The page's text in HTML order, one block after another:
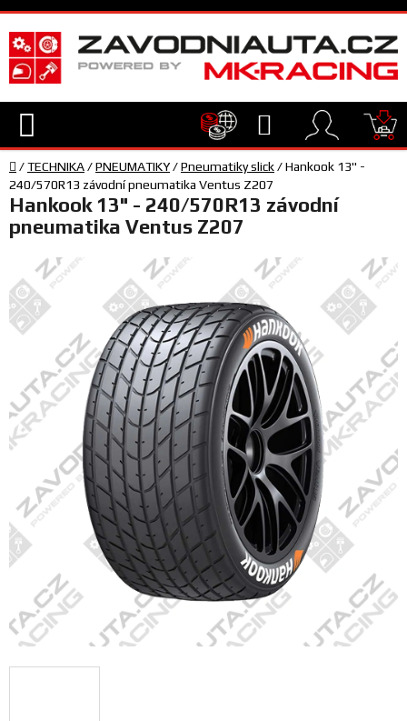
Přejít
na
obsah
Hledat
TECHNIKA
VYBAVENÍ
JEZDEC
TÝM
SERVIS
FANOUŠCI
Profil
firmy
Obchodní
podmínky
Doprava
Domů
/TECHNIKA/PNEUMATIKY/Pneumatiky slick/Hankook 13" -
240/570R13 závodní pneumatika Ventus Z207
Hankook 13" - 240/570R13 závodní
pneumatika Ventus Z207